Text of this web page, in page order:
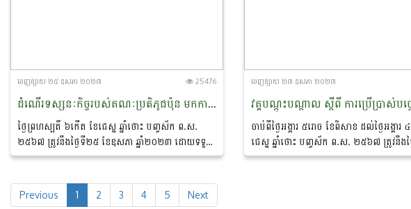
ចេញ​ផ្សាយ​ ២៥ ឧសភា ២០២៣ 25476
ដំណើរទស្សនៈកិច្ចរបស់គណៈប្រតិភូជប៉ុន មកកាន់សិប្បកម្មកែច្នៃគ្រាប់ស្វាយចន្ទី ជ័យ សំបូរ
ថ្ងៃព្រហស្បតិ៍ ៦កើត ខែជេស្ឋ ឆ្នាំថោះ បញ្ចស័ក ព.ស.
២៥៦៧ ត្រូវនឹងថ្ងៃទី២៥ ខែឧសភា ឆ្នាំ២០២៣ ដោយទទួល
បានការអនុញ្ញាតពីលោកបណ្ឌិត ចាយ ជីម ប្រធាននាយក
ចេញ​ផ្សាយ​ ២៣ ឧសភា ២០២៣
ចាប់ពីថ្ងៃអង្គារ ៥រោច ខែពិសាខ ដល់ថ្ងៃអង្គារ
ជេស្ឋ ឆ្នាំថោះ បញ្ចស័ក ព.ស. ២៥៦៧ ត្រូវនឹង
ថ្ងៃទី២៣ ខែឧសភា ឆ្នាំ២០២៣ លោក ផុន រិណុ
Previous
1 2 3 4 5 Next